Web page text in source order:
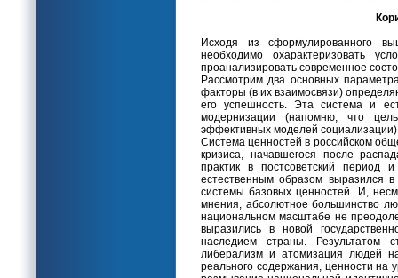
Исходя из сформулированного
необходимо охарактеризовать
проанализировать современное
Рассмотрим два основных
факторы (в их взаимосвязи)
его успешность. Эта система и
модернизации (напомню, что
эффективных моделей
Система ценностей в российском
кризиса, начавшегося после
практик в постсоветский период
естественным образом выразился
системы базовых ценностей. И,
мнения, абсолютное большинство
национальном масштабе не
выразились в новой
наследием страны. Результатом
либерализм и атомизация людей
реального содержания, ценности на